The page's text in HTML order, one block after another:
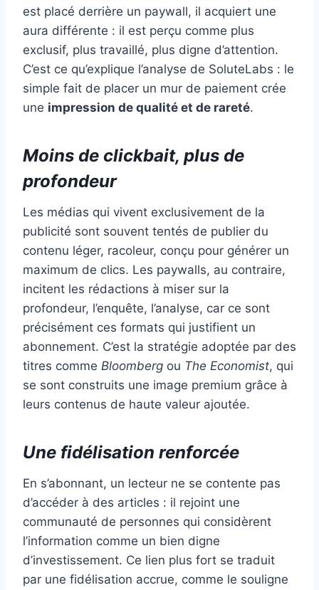
est placé derrière un paywall, il acquiert une
aura différente : il est perçu comme plus
exclusif, plus travaillé, plus digne d’attention.
C’est ce qu’explique l’analyse de SoluteLabs : le
simple fait de placer un mur de paiement crée
une impression de qualité et de rareté.
Moins de clickbait, plus de
profondeur
Les médias qui vivent exclusivement de la
publicité sont souvent tentés de publier du
contenu léger, racoleur, conçu pour générer un
maximum de clics. Les paywalls, au contraire,
incitent les rédactions à miser sur la
profondeur, l’enquête, l’analyse, car ce sont
précisément ces formats qui justifient un
abonnement. C’est la stratégie adoptée par des
titres comme Bloomberg ou The Economist, qui
se sont construits une image premium grâce à
leurs contenus de haute valeur ajoutée.
Une fidélisation renforcée
En s’abonnant, un lecteur ne se contente pas
d’accéder à des articles : il rejoint une
communauté de personnes qui considèrent
l’information comme un bien digne
d’investissement. Ce lien plus fort se traduit
par une fidélisation accrue, comme le souligne